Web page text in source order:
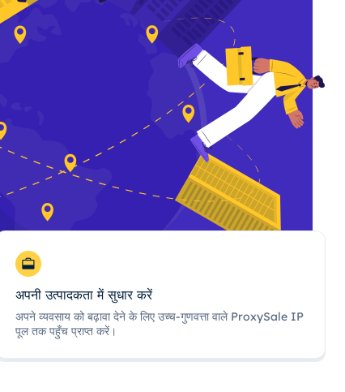
अपनी उत्पादकता में सुधार करें
अपने व्यवसाय को बढ़ावा देने के लिए उच्च-गुणवत्ता वाले ProxySale IP
पूल तक पहुँच प्राप्त करें।